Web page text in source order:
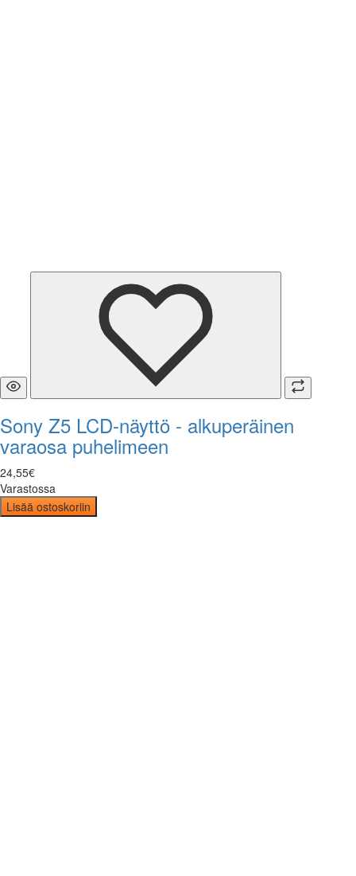
Sony Z5 LCD-näyttö - alkuperäinen
varaosa puhelimeen
24,55€
Varastossa
Lisää ostoskoriin